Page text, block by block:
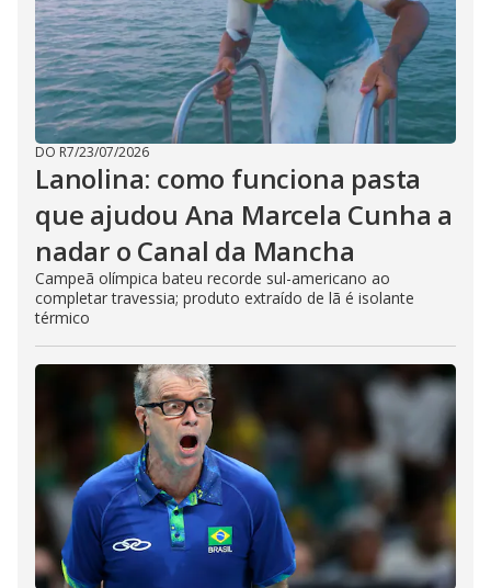
DO R7/23/07/2026
Lanolina: como funciona pasta
que ajudou Ana Marcela Cunha a
nadar o Canal da Mancha
Campeã olímpica bateu recorde sul-americano ao
completar travessia; produto extraído de lã é isolante
térmico